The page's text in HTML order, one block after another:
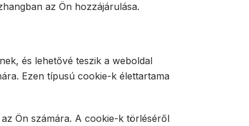
az Ön hozzájárulása.
és lehetővé teszik a weboldal
Ezen típusú cookie-k élettartama
Ön számára. A cookie-k törléséről